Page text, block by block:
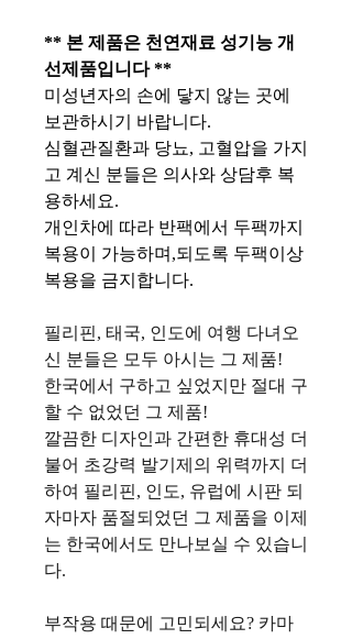
** 본 제품은 천연재료 성기능 개
선제품입니다 **
미성년자의 손에 닿지 않는 곳에
보관하시기 바랍니다.
심혈관질환과 당뇨, 고혈압을 가지
고 계신 분들은 의사와 상담후 복
용하세요.
개인차에 따라 반팩에서 두팩까지
복용이 가능하며,되도록 두팩이상
복용을 금지합니다.
필리핀, 태국, 인도에 여행 다녀오
신 분들은 모두 아시는 그 제품!
한국에서 구하고 싶었지만 절대 구
할 수 없었던 그 제품!
깔끔한 디자인과 간편한 휴대성 더
불어 초강력 발기제의 위력까지 더
하여 필리핀, 인도, 유럽에 시판 되
자마자 품절되었던 그 제품을 이제
는 한국에서도 만나보실 수 있습니
다.
부작용 때문에 고민되세요? 카마